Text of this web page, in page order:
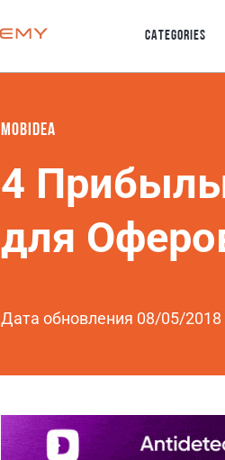
CATEGORIES
MOBIDEA
4
для
Дата обновления 08/05/2018